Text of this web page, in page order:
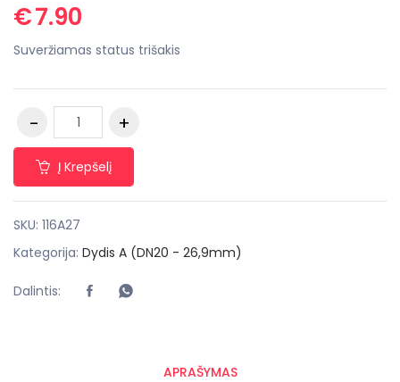
€7.90
Suveržiamas status trišakis
Į Krepšelį
SKU: 116A27
Kategorija: Dydis A (DN20 - 26,9mm)
Dalintis:
APRAŠYMAS